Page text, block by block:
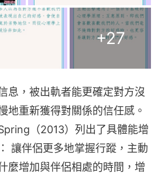
+27
息，被出軌者能更確定對方沒
地重新獲得對關係的信任感。
（2013）列出了具體能增
讓伴侶更多地掌握行蹤，主動
麼增加與伴侶相處的時間，增